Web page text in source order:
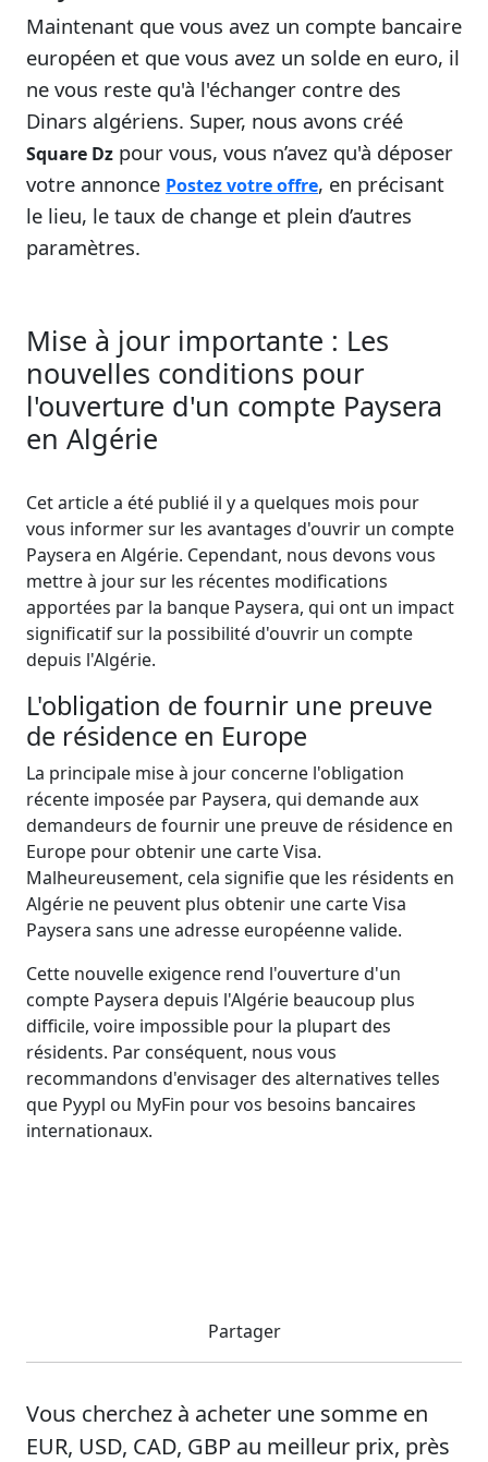
Maintenant que vous avez un compte bancaire
européen et que vous avez un solde en euro, il
ne vous reste qu'à l'échanger contre des
Dinars algériens. Super, nous avons créé
Square Dz pour vous, vous n’avez qu'à déposer
votre annonce Postez votre offre, en précisant
le lieu, le taux de change et plein d’autres
paramètres.
Mise à jour importante : Les
nouvelles conditions pour
l'ouverture d'un compte Paysera
en Algérie
Cet article a été publié il y a quelques mois pour
vous informer sur les avantages d'ouvrir un compte
Paysera en Algérie. Cependant, nous devons vous
mettre à jour sur les récentes modifications
apportées par la banque Paysera, qui ont un impact
significatif sur la possibilité d'ouvrir un compte
depuis l'Algérie.
L'obligation de fournir une preuve
de résidence en Europe
La principale mise à jour concerne l'obligation
récente imposée par Paysera, qui demande aux
demandeurs de fournir une preuve de résidence en
Europe pour obtenir une carte Visa.
Malheureusement, cela signifie que les résidents en
Algérie ne peuvent plus obtenir une carte Visa
Paysera sans une adresse européenne valide.
Cette nouvelle exigence rend l'ouverture d'un
compte Paysera depuis l'Algérie beaucoup plus
difficile, voire impossible pour la plupart des
résidents. Par conséquent, nous vous
recommandons d'envisager des alternatives telles
que Pyypl ou MyFin pour vos besoins bancaires
internationaux.
Partager
Vous cherchez à acheter une somme en
EUR, USD, CAD, GBP au meilleur prix, près